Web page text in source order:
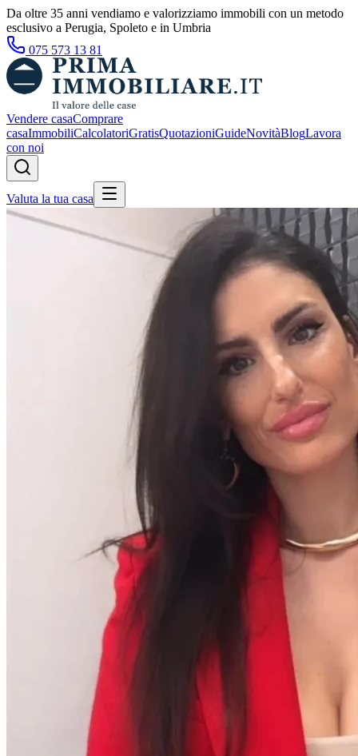
Da oltre 35 anni vendiamo e valorizziamo immobili con un metodo
esclusivo a Perugia, Spoleto e in Umbria
075 573 13 81
Vendere casaComprare
casaImmobiliCalcolatoriGratisQuotazioniGuideNovitàBlogLavora
con noi
Valuta la tua casa